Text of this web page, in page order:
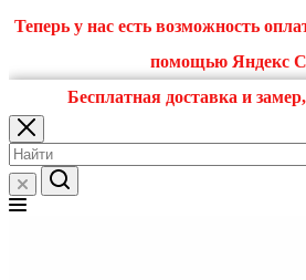
Теперь у нас есть возможность
помощью Яндекс
Бесплатная доставка и